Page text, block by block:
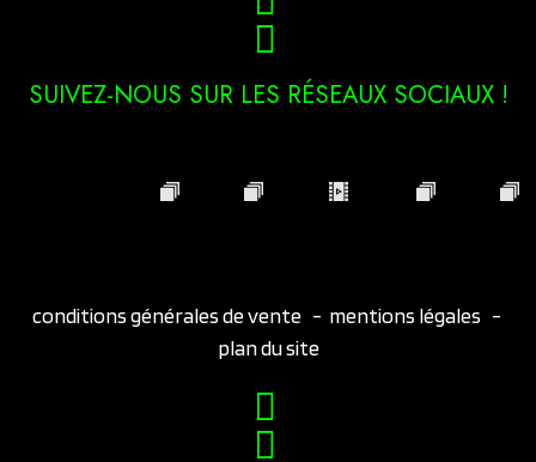
SUIVEZ-NOUS SUR LES RÉSEAUX SOCIAUX !
conditions générales de vente - mentions légales -
plan du site